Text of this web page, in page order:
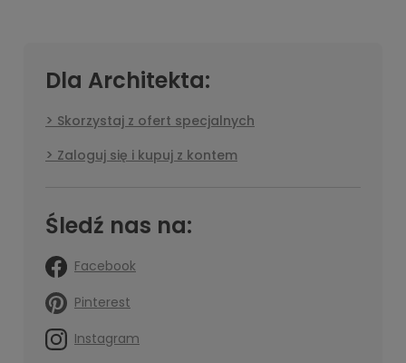
Dla Architekta:
Skorzystaj z ofert specjalnych
Zaloguj się i kupuj z kontem
Śledź nas na:
Facebook
Pinterest
Instagram